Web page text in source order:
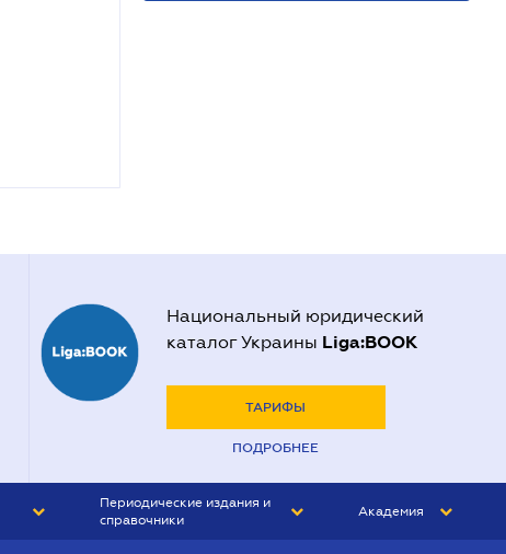
Национальный юридический
каталог Украины Liga:BOOK
ТАРИФЫ
ПОДРОБНЕЕ
Периодические издания и
справочники
Академия